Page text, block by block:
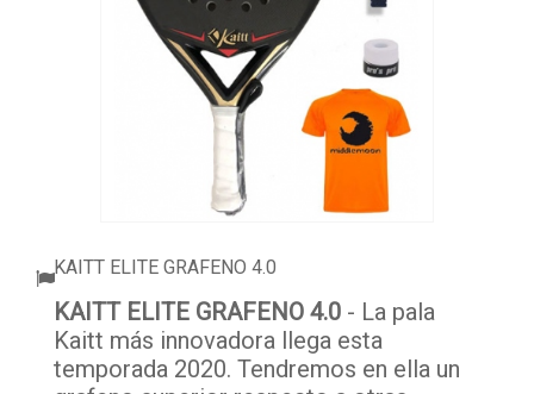
KAITT ELITE GRAFENO 4.0
KAITT ELITE GRAFENO 4.0 - La pala
Kaitt más innovadora llega esta
temporada 2020. Tendremos en ella un